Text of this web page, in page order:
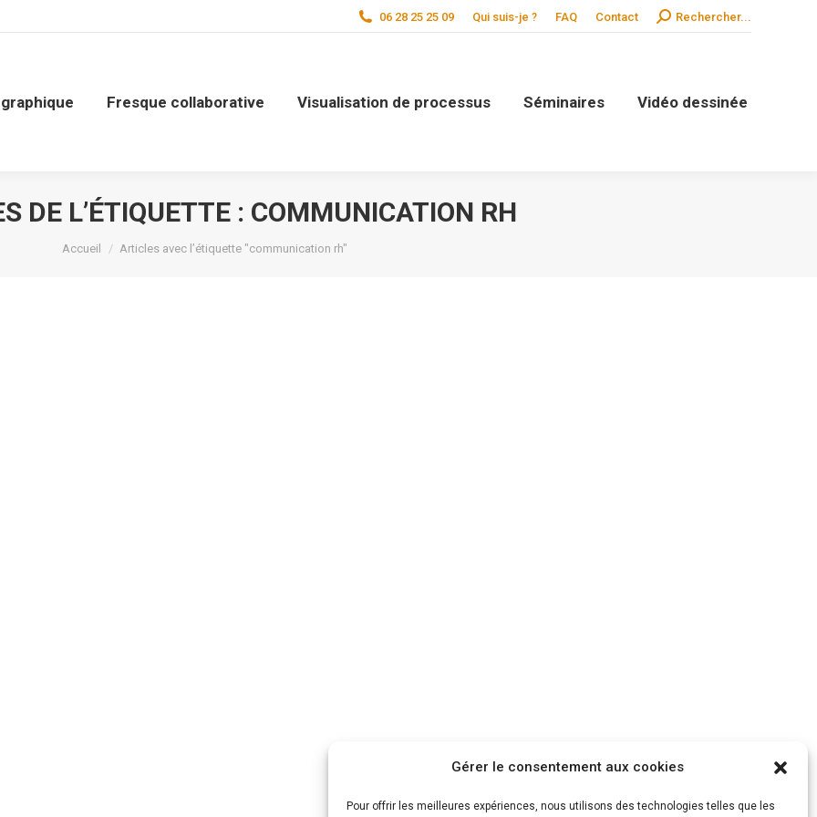
Gérer le consentement aux cookies
Pour offrir les meilleures expériences, nous utilisons des technologies telles que les
06 28 25 25 09 Qui suis-je ? FAQ Contact Search:Rechercher...
Fresque collaborative Visualisation de processus Séminaires Vidéo dessinée
DE L’ÉTIQUETTE : COMMUNICATION RH
Vous êtes ici :
Accueil Articles avec l’étiquette "communication rh"